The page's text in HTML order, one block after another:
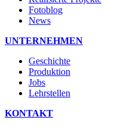
Fotoblog
News
UNTERNEHMEN
Geschichte
Produktion
Jobs
Lehrstellen
KONTAKT